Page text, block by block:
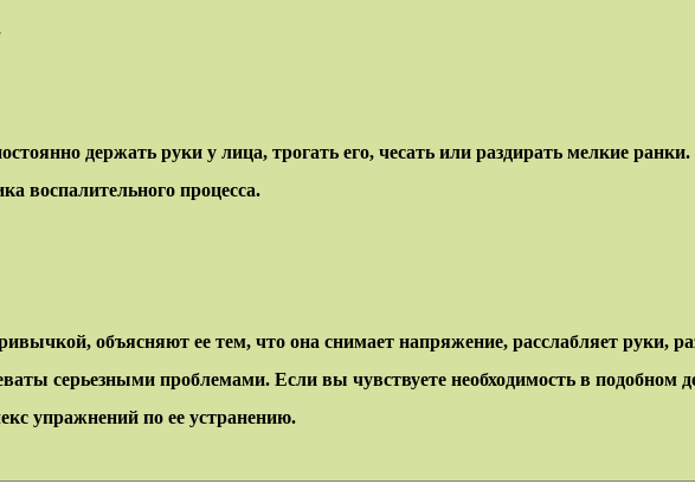
держать руки у лица, трогать его, чесать или раздирать мелкие
воспалительного процесса.
объясняют ее тем, что она снимает напряжение, расслабляет руки,
серьезными проблемами. Если вы чувствуете необходимость в подобном
упражнений по ее устранению.